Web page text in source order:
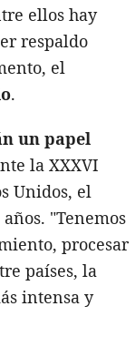
ellos hay
respaldo
el
.
un papel
la XXXVI
Unidos, el
"Tenemos
procesar
países, la
intensa y